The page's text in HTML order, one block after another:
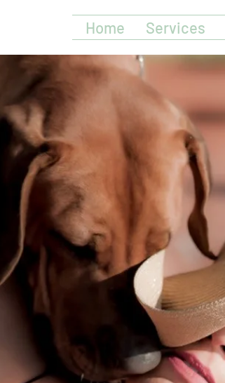
Home Services